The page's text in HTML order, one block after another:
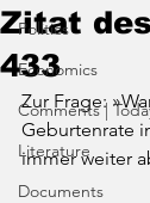
Politics
Economics
Comments |
Literature
Documents
Zitat
433
Zur Frage:
Geburtenrate
immer weiter